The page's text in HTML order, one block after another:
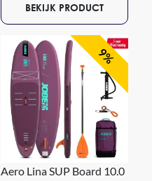
BEKIJK PRODUCT
9%
Aero Lina SUP Board 10.0